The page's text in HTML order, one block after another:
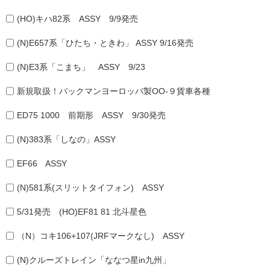
(HO)キハ82系 ASSY 9/9発売
(N)E657系「ひたち・ときわ」 ASSY 9/16発売
(N)E3系「こまち」 ASSY 9/23
新規取扱！バックマンヨーロッパ製OO-９貨車各種
ED75 1000 前期形 ASSY 9/30発売
(N)383系「しなの」ASSY
EF66 ASSY
(N)581系(スリットタイフォン) ASSY
5/31発売 (HO)EF81 81 北斗星色
（N）コキ106+107(JRFマークなし) ASSY
(N)クルーズトレイン「ななつ星in九州」